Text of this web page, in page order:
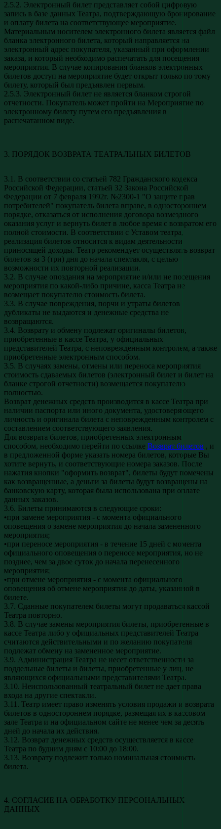
2.5.2. Электронный билет представляет собой цифровую
запись в базе данных Театра, подтверждающую бронирование
и оплату билета на соответствующее мероприятие.
Материальным носителем электронного билета является файл
бланка электронного билета, который направляется на
электронный адрес покупателя, указанный при оформлении
заказа, и который необходимо распечатать для посещения
мероприятия. В случае копирования бланков электронных
билетов доступ на мероприятие будет открыт только по тому
билету, который был предъявлен первым.
2.5.3. Электронный билет не является бланком строгой
отчетности. Покупатель может пройти на Мероприятие по
электронному билету путем его предъявления в
распечатанном виде.
3. ПОРЯДОК ВОЗВРАТА ТЕАТРАЛЬНЫХ БИЛЕТОВ
3.1. В соответствии со статьей 782 Гражданского кодекса
Российской Федерации, статьей 32 Закона Российской
Федерации от 7 февраля 1992г. №2300-1 "О защите прав
потребителей" покупатель билета вправе, в одностороннем
порядке, отказаться от исполнения договора возмездного
оказания услуг и вернуть билет в любое время с возвратом его
полной стоимости. В соответствии с Уставом театра,
реализация билетов относится к видам деятельности
приносящей доходы. Театр рекомендует осуществлять возврат
билетов за 3 (три) дня до начала спектакля, с целью
возможности их повторной реализации.
3.2. В случае опоздания на мероприятие и/или не посещения
мероприятия по какой-либо причине, касса Театра не
возмещает покупателю стоимость билета.
3.3. В случае повреждения, порчи и утраты билетов
дубликаты не выдаются и денежные средства не
возвращаются.
3.4. Возврату и обмену подлежат оригиналы билетов,
приобретенные в кассе Театра, у официальных
представителей Театра, с неповрежденным контролем, а также
приобретенные электронным способом.
3.5. В случаях замены, отмены или переноса мероприятия
стоимость сдаваемых билетов (электронный билет и билет на
бланке строгой отчетности) возмещается покупателю
полностью.
Возврат денежных средств производится в кассе Театра при
наличии паспорта или иного документа, удостоверяющего
личность и оригинала билета с неповрежденным контролем с
составлением соответствующего заявления.
Для возврата билетов, приобретенных электронным
способом, необходимо перейти по ссылке Возврат билетов , и
в предложенной форме указать номера билетов, которые Вы
хотите вернуть, и соответствующие номера заказов. После
нажатия кнопки "оформить возврат", билеты будут помечены
как возвращенные, а деньги за билеты будут возвращены на
банковскую карту, которая была использована при оплате
данных заказов.
3.6. Билеты принимаются в следующие сроки:
•при замене мероприятия - с момента официального
оповещения о замене мероприятия до начала замененного
мероприятия;
•при переносе мероприятия - в течение 15 дней с момента
официального оповещения о переносе мероприятия, но не
позднее, чем за двое суток до начала перенесенного
мероприятия;
•при отмене мероприятия - с момента официального
оповещения об отмене мероприятия до даты, указанной в
билете.
3.7. Сданные покупателем билеты могут продаваться кассой
Театра повторно.
3.8. В случае замены мероприятия билеты, приобретенные в
кассе Театра либо у официальных представителей Театра
считаются действительными и по желанию покупателя
подлежат обмену на замененное мероприятие.
3.9. Администрация Театра не несет ответственности за
поддельные билеты и билеты, приобретенные у лиц, не
являющихся официальными представителями Театра.
3.10. Неиспользованный театральный билет не дает права
входа на другие спектакли.
3.11. Театр имеет право изменять условия продажи и возврата
билетов в одностороннем порядке, размещая их в кассовом
зале Театра и на официальном сайте не менее чем за десять
дней до начала их действия.
3.12. Возврат денежных средств осуществляется в кассе
Театра по будним дням с 10:00 до 18:00.
3.13. Возврату подлежит только номинальная стоимость
билета.
4. СОГЛАСИЕ НА ОБРАБОТКУ ПЕРСОНАЛЬНЫХ
ДАННЫХ